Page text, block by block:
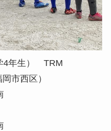
4年生） TRM
市西区）